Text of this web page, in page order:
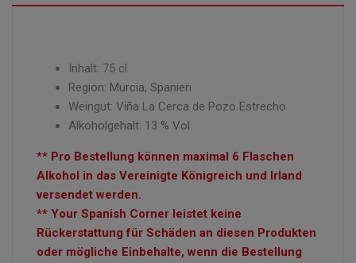
Inhalt: 75 cl
Region: Murcia, Spanien
Weingut: Viña La Cerca de Pozo Estrecho
Alkoholgehalt: 13 % Vol.
** Pro Bestellung können maximal 6 Flaschen
Alkohol in das Vereinigte Königreich und Irland
versendet werden.
** Your Spanish Corner leistet keine
Rückerstattung für Schäden an diesen Produkten
oder mögliche Einbehalte, wenn die Bestellung